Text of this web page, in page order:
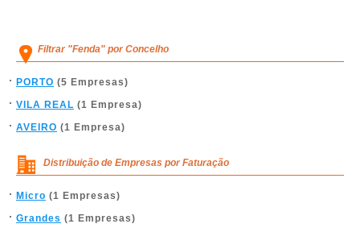
Filtrar "Fenda" por Concelho
PORTO (5 Empresas)
VILA REAL (1 Empresa)
AVEIRO (1 Empresa)
Distribuição de Empresas por Faturação
Micro (1 Empresas)
Grandes (1 Empresas)